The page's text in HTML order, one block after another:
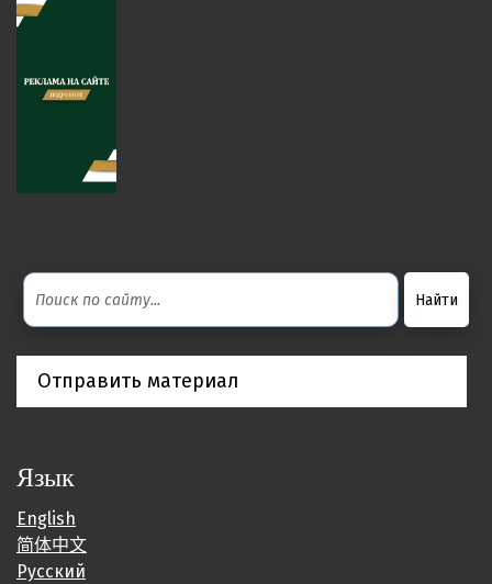
Отправить материал
Язык
English
简体中文
Русский